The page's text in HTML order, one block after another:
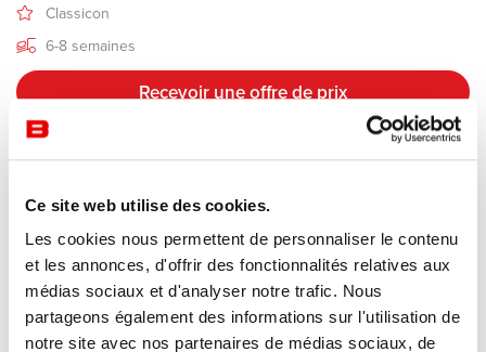
Ce site web utilise des cookies.
Les cookies nous permettent de personnaliser le contenu
et les annonces, d'offrir des fonctionnalités relatives aux
médias sociaux et d'analyser notre trafic. Nous
partageons également des informations sur l'utilisation de
notre site avec nos partenaires de médias sociaux, de
Classicon
6-8 semaines
Recevoir une offre de prix
Eileen Gray a nommé son fauteuilBibendumcar il rappelle les
formes « du bonhomme Michelin ».
Il est composé d'une structure en tube d'acier chromé ou laqué
noir en forme de « U » et d'une assise confortable, rembourrée de